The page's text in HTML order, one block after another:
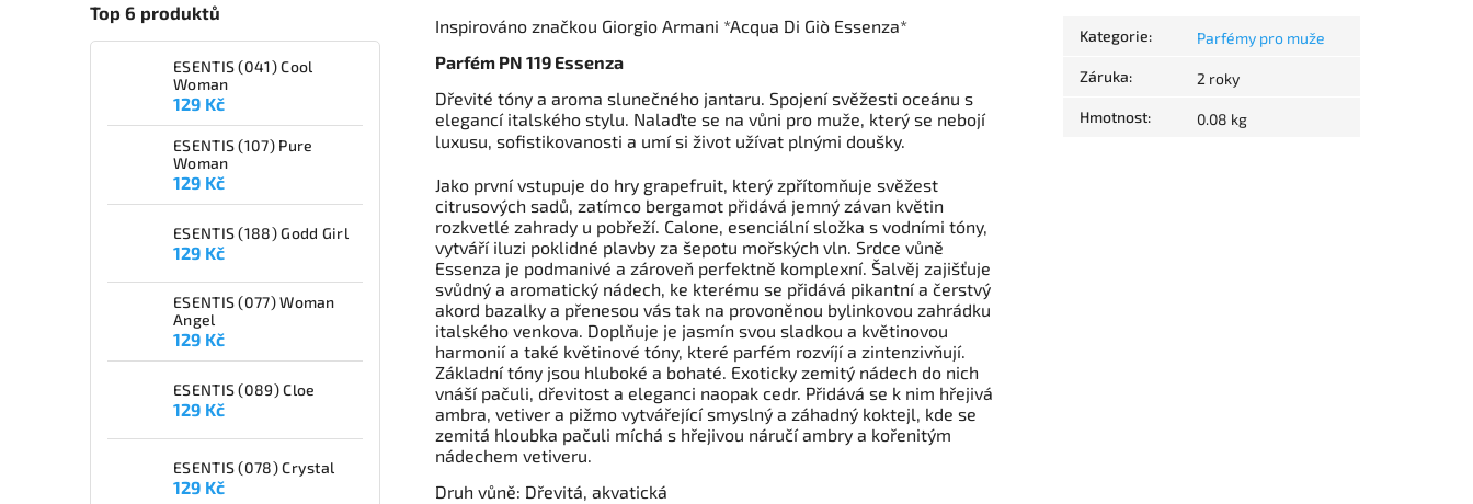
Top 6 produktů
ESENTIS (041) Cool
Woman
129 Kč
ESENTIS (107) Pure
Woman
129 Kč
ESENTIS (188) Godd Girl
129 Kč
ESENTIS (077) Woman
Angel
129 Kč
ESENTIS (089) Cloe
129 Kč
ESENTIS (078) Crystal
129 Kč
Inspirováno značkou Giorgio Armani *Acqua Di Giò Essenza*
Parfém PN 119 Essenza
Dřevité tóny a aroma slunečného jantaru. Spojení svěžesti oceánu s
elegancí italského stylu. Nalaďte se na vůni pro muže, který se nebojí
luxusu, sofistikovanosti a umí si život užívat plnými doušky.
Jako první vstupuje do hry grapefruit, který zpřítomňuje svěžest
citrusových sadů, zatímco bergamot přidává jemný závan květin
rozkvetlé zahrady u pobřeží. Calone, esenciální složka s vodními tóny,
vytváří iluzi poklidné plavby za šepotu mořských vln. Srdce vůně
Essenza je podmanivé a zároveň perfektně komplexní. Šalvěj zajišťuje
svůdný a aromatický nádech, ke kterému se přidává pikantní a čerstvý
akord bazalky a přenesou vás tak na provoněnou bylinkovou zahrádku
italského venkova. Doplňuje je jasmín svou sladkou a květinovou
harmonií a také květinové tóny, které parfém rozvíjí a zintenzivňují.
Základní tóny jsou hluboké a bohaté. Exoticky zemitý nádech do nich
vnáší pačuli, dřevitost a eleganci naopak cedr. Přidává se k nim hřejivá
ambra, vetiver a pižmo vytvářející smyslný a záhadný koktejl, kde se
zemitá hloubka pačuli míchá s hřejivou náručí ambry a kořenitým
nádechem vetiveru.
Druh vůně: Dřevitá, akvatická
Kategorie: Parfémy pro muže
Záruka: 2 roky
Hmotnost: 0.08 kg